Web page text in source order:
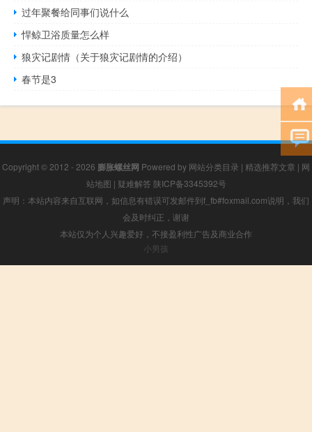
过年聚餐给同事们说什么
悍鲸卫浴质量怎么样
狼灾记剧情（关于狼灾记剧情的介绍）
春节是3
Copyright © 2012 - 2026 膨胀螺丝网 Powered by 网站分类目录 | 精选推荐文章 | 网
站地图 | 疑难解答 陕ICP备3345392号
声明：本站内容来自互联网，如信息有错误可发邮件到f_fb#foxmail.com说明，我们
会及时纠正，谢谢
本站仅为个人兴趣爱好，不接盈利性广告及商业合作
小男孩